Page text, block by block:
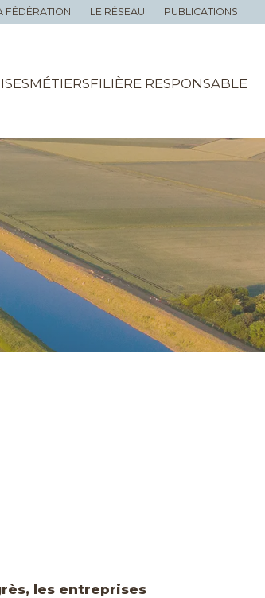
FÉDÉRATION LE RÉSEAU PUBLICATIONS
MÉTIERSFILIÈRE RESPONSABLE
les entreprises